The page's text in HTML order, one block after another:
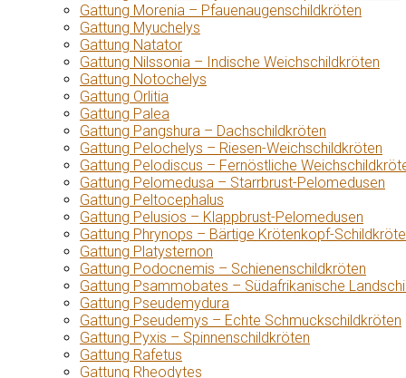
Gattung Morenia – Pfauenaugenschildkröten
Gattung Myuchelys
Gattung Natator
Gattung Nilssonia – Indische Weichschildkröten
Gattung Notochelys
Gattung Orlitia
Gattung Palea
Gattung Pangshura – Dachschildkröten
Gattung Pelochelys – Riesen-Weichschildkröten
Gattung Pelodiscus – Fernöstliche
Gattung Pelomedusa – Starrbrust-Pelomedusen
Gattung Peltocephalus
Gattung Pelusios – Klappbrust-Pelomedusen
Gattung Phrynops – Bärtige Krötenkopf-
Gattung Platysternon
Gattung Podocnemis – Schienenschildkröten
Gattung Psammobates – Südafrikanische
Gattung Pseudemydura
Gattung Pseudemys – Echte Schmuckschildkröten
Gattung Pyxis – Spinnenschildkröten
Gattung Rafetus
Gattung Rheodytes